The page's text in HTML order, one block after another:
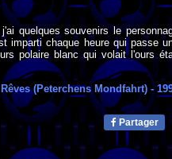
quelques souvenirs le
imparti chaque heure qui passe
polaire blanc qui volait l'ours
(Peterchens Mondfahrt) -
Partager